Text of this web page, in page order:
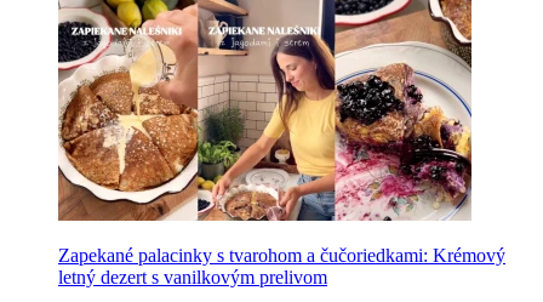
Zapekané palacinky s tvarohom a čučoriedkami: Krémový
letný dezert s vanilkovým prelivom